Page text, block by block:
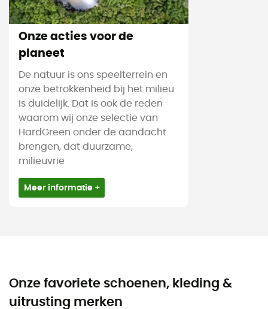
Onze acties voor de
planeet
De natuur is ons speelterrein en
onze betrokkenheid bij het milieu
is duidelijk. Dat is ook de reden
waarom wij onze selectie van
HardGreen onder de aandacht
brengen, dat duurzame,
milieuvrie
Meer informatie +
Onze favoriete schoenen, kleding &
uitrusting merken